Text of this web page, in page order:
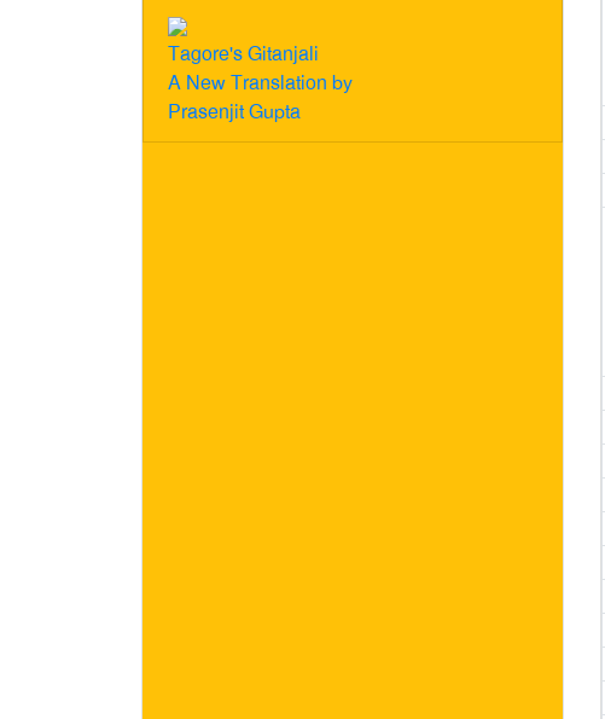
Tagore's Gitanjali
A New Translation by
Prasenjit Gupta